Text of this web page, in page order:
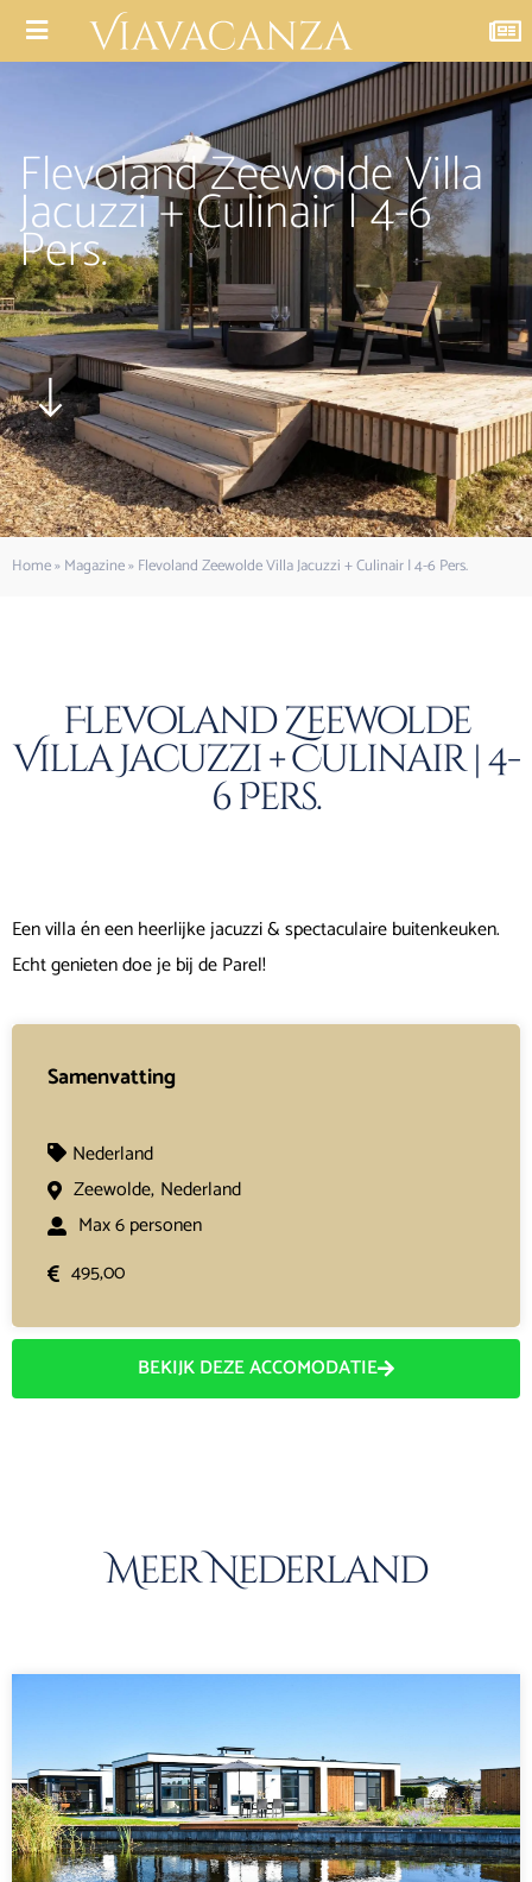
Flevoland Zeewolde Villa
Jacuzzi + Culinair | 4-6
Pers.
Home»Magazine»Flevoland Zeewolde Villa Jacuzzi + Culinair | 4-6 Pers.
Flevoland Zeewolde
Villa Jacuzzi + Culinair | 4-
6 Pers.
Een villa én een heerlijke jacuzzi & spectaculaire buitenkeuken.
Echt genieten doe je bij de Parel!
Samenvatting
Nederland
Zeewolde, Nederland
Max 6 personen
495,00
BEKIJK DEZE ACCOMODATIE
Meer Nederland